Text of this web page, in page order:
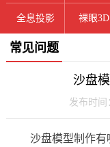
全息投影 裸眼3D
常见问题
沙盘
发布时间
沙盘模型制作有